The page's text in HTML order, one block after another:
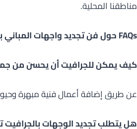
مناطقنا المحلية.
FAQs حول فن تجديد واجهات المباني بالجرافيت
كيف يمكن للجرافيت أن يحسن من
عن طريق إضافة أعمال فنية مبهرة
هل يتطلب تجديد الوجهات بالجرافيت